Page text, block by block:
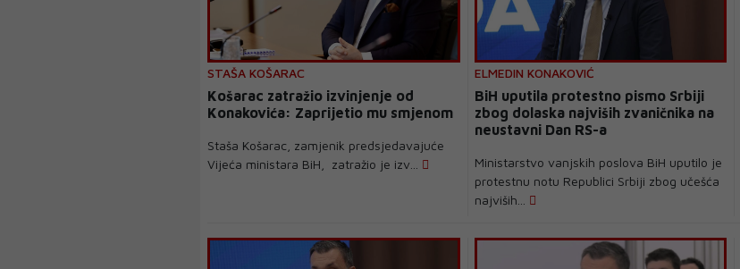
STAŠA KOŠARAC
Košarac zatražio izvinjenje od
Konakovića: Zaprijetio mu smjenom
Staša Košarac, zamjenik predsjedavajuće
Vijeća ministara BiH, zatražio je izv...
ELMEDIN KONAKOVIĆ
BiH uputila protestno pismo Srbiji
zbog dolaska najviših zvaničnika na
neustavni Dan RS-a
Ministarstvo vanjskih poslova BiH uputilo je
protestnu notu Republici Srbiji zbog učešća
najviših...